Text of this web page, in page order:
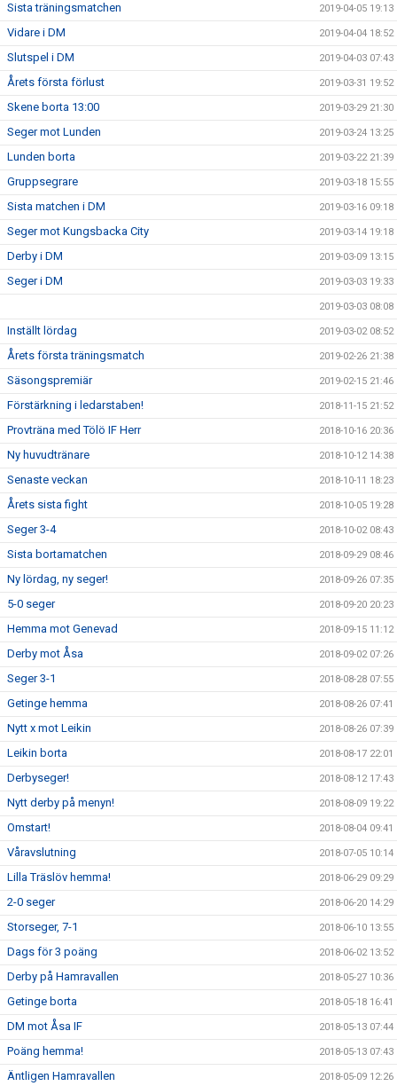
Sista träningsmatchen 2019-04-05 19:13
Vidare i DM 2019-04-04 18:52
Slutspel i DM 2019-04-03 07:43
Årets första förlust 2019-03-31 19:52
Skene borta 13:00 2019-03-29 21:30
Seger mot Lunden 2019-03-24 13:25
Lunden borta 2019-03-22 21:39
Gruppsegrare 2019-03-18 15:55
Sista matchen i DM 2019-03-16 09:18
Seger mot Kungsbacka City 2019-03-14 19:18
Derby i DM 2019-03-09 13:15
Seger i DM 2019-03-03 19:33
2019-03-03 08:08
Inställt lördag 2019-03-02 08:52
Årets första träningsmatch 2019-02-26 21:38
Säsongspremiär 2019-02-15 21:46
Förstärkning i ledarstaben! 2018-11-15 21:52
Provträna med Tölö IF Herr 2018-10-16 20:36
Ny huvudtränare 2018-10-12 14:38
Senaste veckan 2018-10-11 18:23
Årets sista fight 2018-10-05 19:28
Seger 3-4 2018-10-02 08:43
Sista bortamatchen 2018-09-29 08:46
Ny lördag, ny seger! 2018-09-26 07:35
5-0 seger 2018-09-20 20:23
Hemma mot Genevad 2018-09-15 11:12
Derby mot Åsa 2018-09-02 07:26
Seger 3-1 2018-08-28 07:55
Getinge hemma 2018-08-26 07:41
Nytt x mot Leikin 2018-08-26 07:39
Leikin borta 2018-08-17 22:01
Derbyseger! 2018-08-12 17:43
Nytt derby på menyn! 2018-08-09 19:22
Omstart! 2018-08-04 09:41
Våravslutning 2018-07-05 10:14
Lilla Träslöv hemma! 2018-06-29 09:29
2-0 seger 2018-06-20 14:29
Storseger, 7-1 2018-06-10 13:55
Dags för 3 poäng 2018-06-02 13:52
Derby på Hamravallen 2018-05-27 10:36
Getinge borta 2018-05-18 16:41
DM mot Åsa IF 2018-05-13 07:44
Poäng hemma! 2018-05-13 07:43
Äntligen Hamravallen 2018-05-09 12:26